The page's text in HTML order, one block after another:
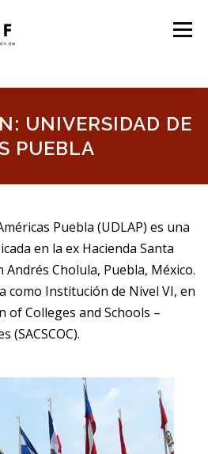
Menú
ESTRUCTURA
EVENTOS
UNIVERSIDAD DE
PUEBLA
Puebla (UDLAP) es una
en la ex Hacienda Santa
Cholula, Puebla, México.
como Institución de Nivel VI, en
of Colleges and Schools –
(SACSCOC).